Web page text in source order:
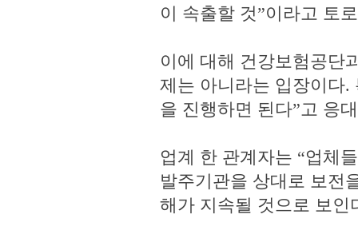
이 속출할 것”이라고 토
이에 대해 건강보험공단
제는 아니라는 입장이다.
을 진행하면 된다”고 응
업계 한 관계자는 “업체
발주기관을 상대로 보전
해가 지속될 것으로 보인